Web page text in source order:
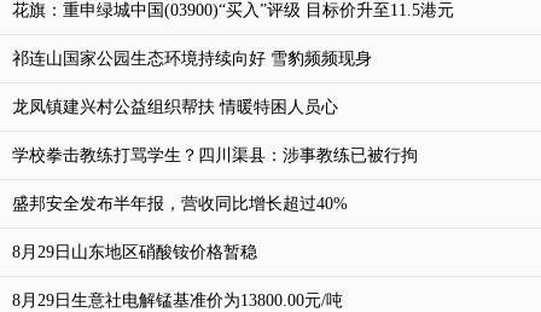
花旗：重申绿城中国(03900)“买入”评级 目标价升至11.5港元
祁连山国家公园生态环境持续向好 雪豹频频现身
龙凤镇建兴村公益组织帮扶 情暖特困人员心
学校拳击教练打骂学生？四川渠县：涉事教练已被行拘
盛邦安全发布半年报，营收同比增长超过40%
8月29日山东地区硝酸铵价格暂稳
8月29日生意社电解锰基准价为13800.00元/吨